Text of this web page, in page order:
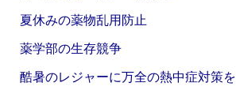
夏休みの薬物乱用防止
薬学部の生存競争
酷暑のレジャーに万全の熱中症対策を